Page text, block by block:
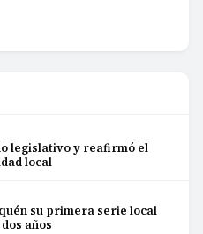
legislativo y reafirmó el
local
su primera serie local
años